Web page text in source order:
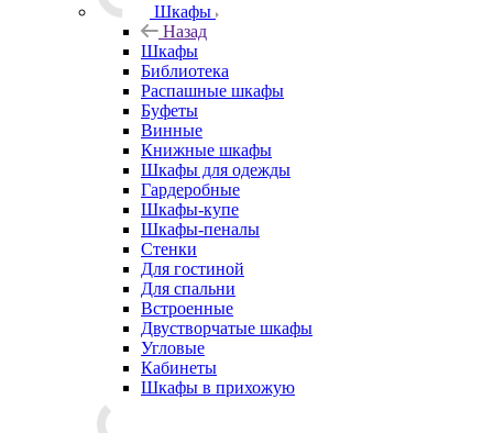
Шкафы
Назад
Шкафы
Библиотека
Распашные шкафы
Буфеты
Винные
Книжные шкафы
Шкафы для одежды
Гардеробные
Шкафы-купе
Шкафы-пеналы
Стенки
Для гостиной
Для спальни
Встроенные
Двустворчатые шкафы
Угловые
Кабинеты
Шкафы в прихожую